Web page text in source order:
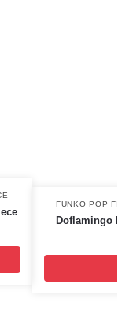
FUNKO POP
Doflamingo